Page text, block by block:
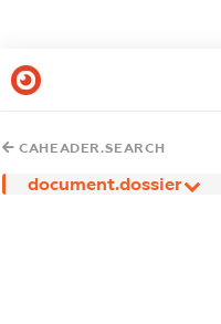
CAHEADER.SEARCH
document.dossier